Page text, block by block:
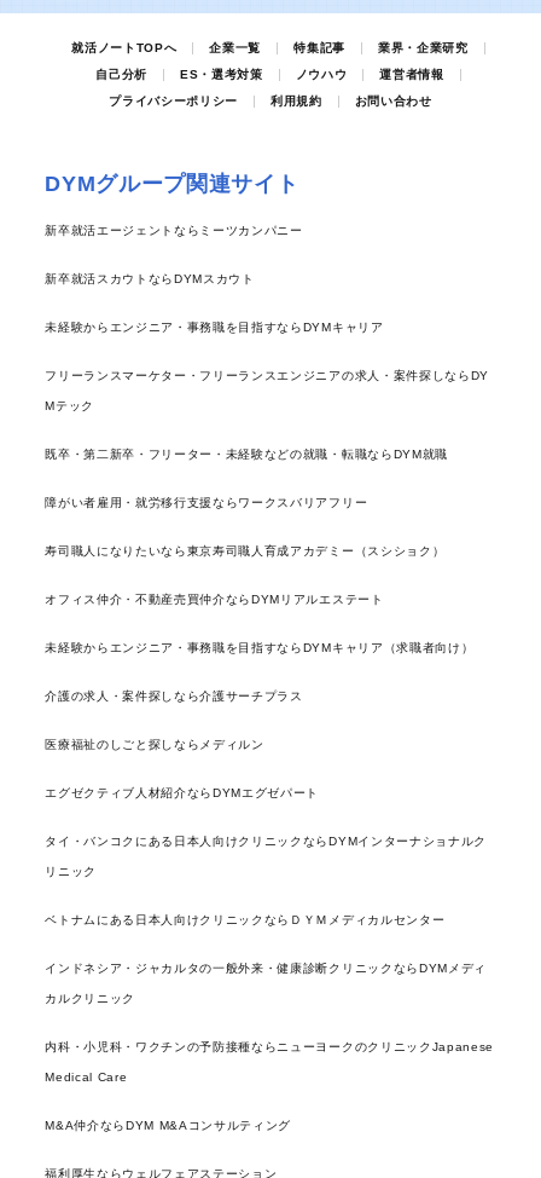
就活ノートTOPへ 企業一覧 特集記事
業界・企業研究
自己分析
ES・選考対策 ノウハウ
運営者情報
プライバシーポリシー
利用規約 お問い合わせ
DYMグループ関連サイト
新卒就活エージェントならミーツカンパニー
新卒就活スカウトならDYMスカウト
未経験からエンジニア・事務職を目指すならDYMキャリア
フリーランスマーケター・フリーランスエンジニアの求人・案件探しならDY
Mテック
既卒・第二新卒・フリーター・未経験などの就職・転職ならDYM就職
障がい者雇用・就労移行支援ならワークスバリアフリー
寿司職人になりたいなら東京寿司職人育成アカデミー（スシショク）
オフィス仲介・不動産売買仲介ならDYMリアルエステート
未経験からエンジニア・事務職を目指すならDYMキャリア（求職者向け）
介護の求人・案件探しなら介護サーチプラス
医療福祉のしごと探しならメディルン
エグゼクティブ人材紹介ならDYMエグゼパート
タイ・バンコクにある日本人向けクリニックならDYMインターナショナルク
リニック
ベトナムにある日本人向けクリニックならＤＹＭメディカルセンター
インドネシア・ジャカルタの一般外来・健康診断クリニックならDYMメディ
カルクリニック
内科・小児科・ワクチンの予防接種ならニューヨークのクリニックJapanese
Medical Care
M&A仲介ならDYM M&Aコンサルティング
福利厚生ならウェルフェアステーション